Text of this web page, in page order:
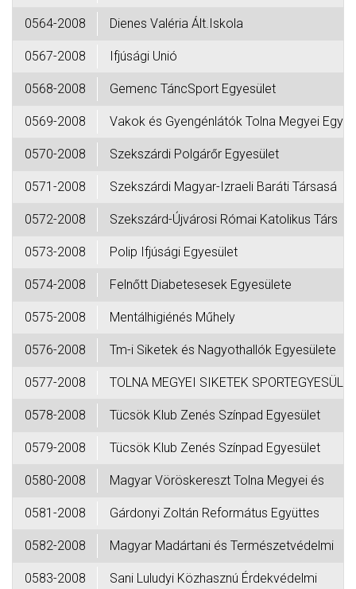
0564-2008 Dienes Valéria Ált.Iskola
0567-2008 Ifjúsági Unió
0568-2008 Gemenc TáncSport Egyesület
0569-2008 Vakok és Gyengénlátók Tolna Megyei Egye-
0570-2008 Szekszárdi Polgárőr Egyesület
0571-2008 Szekszárdi Magyar-Izraeli Baráti Társasá
0572-2008 Szekszárd-Újvárosi Római Katolikus Társ
0573-2008 Polip Ifjúsági Egyesület
0574-2008 Felnőtt Diabetesesek Egyesülete
0575-2008 Mentálhigiénés Műhely
0576-2008 Tm-i Siketek és Nagyothallók Egyesülete
0577-2008 TOLNA MEGYEI SIKETEK
0578-2008 Tücsök Klub Zenés Színpad Egyesület
0579-2008 Tücsök Klub Zenés Színpad Egyesület
0580-2008 Magyar Vöröskereszt Tolna Megyei és
0581-2008 Gárdonyi Zoltán Református Együttes
0582-2008 Magyar Madártani és Természetvédelmi
0583-2008 Sani Luludyi Közhasznú Érdekvédelmi